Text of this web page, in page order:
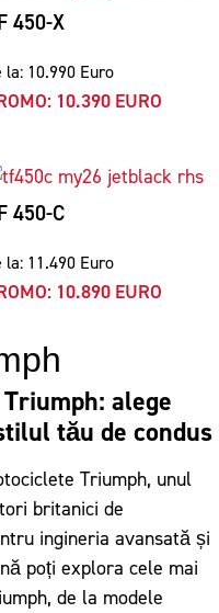
450-X
la: 10.990 Euro
10.390 EURO
450-C
la: 11.490 Euro
10.890 EURO
alege
tău de condus
Triumph, unul
britanici de
ingineria avansată și
poți explora cele mai
de la modele